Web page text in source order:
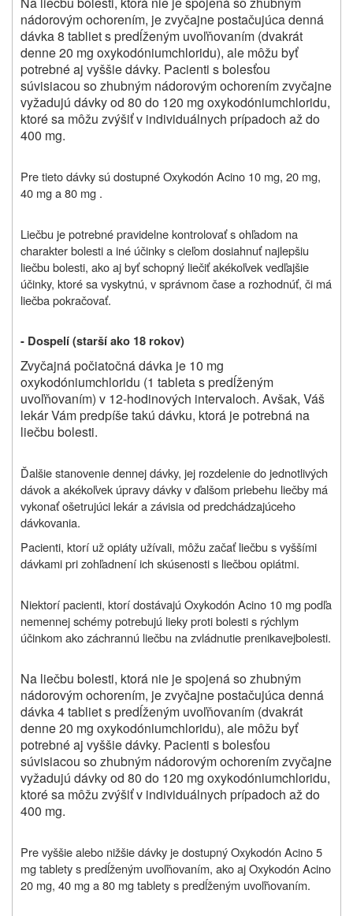
nádorovým ochorením, je zvyčajne postačujúca denná
dávka 8 tabliet s predĺženým uvoľňovaním (dvakrát
denne 20 mg oxykodóniumchloridu), ale môžu byť
potrebné aj vyššie dávky. Pacienti s bolesťou
súvisiacou so zhubným nádorovým ochorením zvyčajne
vyžadujú dávky od 80 do 120 mg oxykodóniumchloridu,
ktoré sa môžu zvýšiť v individuálnych prípadoch až do
400 mg.
Pre tieto dávky sú dostupnéOxykodón Acino 10 mg, 20 mg,
40 mg a 80 mg .
Liečbu je potrebné pravidelne kontrolovať s ohľadom na
charakter bolesti a iné účinky s cieľom dosiahnuť najlepšiu
liečbu bolesti, ako aj byť schopný liečiť akékoľvek vedľajšie
účinky, ktoré sa vyskytnú, v správnom čase a rozhodnúť, či má
liečba pokračovať.
- Dospelí (starší ako 18 rokov)
Zvyčajná počiatočná dávka je 10 mg
oxykodóniumchloridu (1 tableta s predĺženým
uvoľňovaním) v 12-hodinových intervaloch. Avšak, Váš
lekár Vám predpíše takú dávku, ktorá je potrebná na
liečbu bolesti.
Ďalšie stanovenie dennej dávky, jej rozdelenie do jednotlivých
dávok a akékoľvek úpravy dávky v ďalšom priebehu liečby má
vykonať ošetrujúci lekár a závisia od predchádzajúceho
dávkovania.
Pacienti, ktorí už opiáty užívali, môžu začať liečbu s vyššími
dávkami pri zohľadnení ich skúsenosti s liečbou opiátmi.
Niektorí pacienti, ktorí dostávajú Oxykodón Acino 10 mg podľa
nemennej schémy potrebujú lieky proti bolesti s rýchlym
účinkom ako záchrannú liečbu na zvládnutie prenikavejbolesti.
Na liečbu bolesti, ktorá nie je spojená so zhubným
nádorovým ochorením, je zvyčajne postačujúca denná
dávka 4 tabliet s predĺženým uvoľňovaním (dvakrát
denne 20 mg oxykodóniumchloridu), ale môžu byť
potrebné aj vyššie dávky. Pacienti s bolesťou
súvisiacou so zhubným nádorovým ochorením zvyčajne
vyžadujú dávky od 80 do 120 mg oxykodóniumchloridu,
ktoré sa môžu zvýšiť v individuálnych prípadoch až do
400 mg.
Pre vyššie alebo nižšie dávky je dostupnýOxykodón Acino 5
mg tablety s predĺženým uvoľňovaním, ako aj Oxykodón Acino
20 mg, 40 mg a 80 mg tablety s predĺženým uvoľňovaním.